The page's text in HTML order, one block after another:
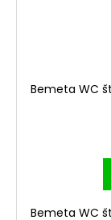
Bemeta WC
Bemeta WC